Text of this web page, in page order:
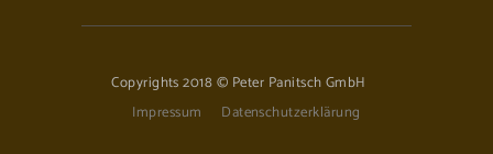
Copyrights 2018 © Peter Panitsch GmbH
Impressum
Datenschutzerklärung